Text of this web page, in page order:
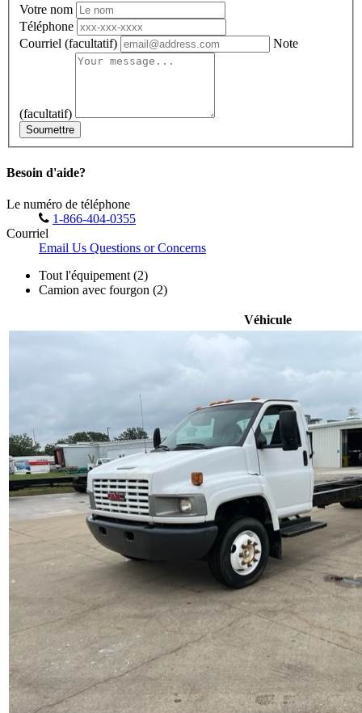
Votre nom
Téléphone
Courriel (facultatif) Note
(facultatif)
Soumettre
Besoin d'aide?
Le numéro de téléphone
1-866-404-0355
Courriel
Email Us Questions or Concerns
Tout l'équipement (2)
Camion avec fourgon (2)
Véhicule